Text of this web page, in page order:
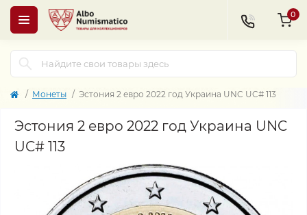
0
Монеты Эстония 2 евро 2022 год Украина UNC UC# 113
Эстония 2 евро 2022 год Украина UNC
UC# 113